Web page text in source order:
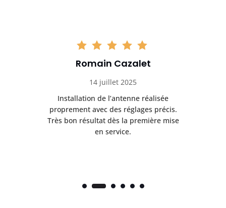
Romain Cazalet
14 juillet 2025
Installation de l’antenne réalisée
proprement avec des réglages précis.
Très bon résultat dès la première mise
en service.